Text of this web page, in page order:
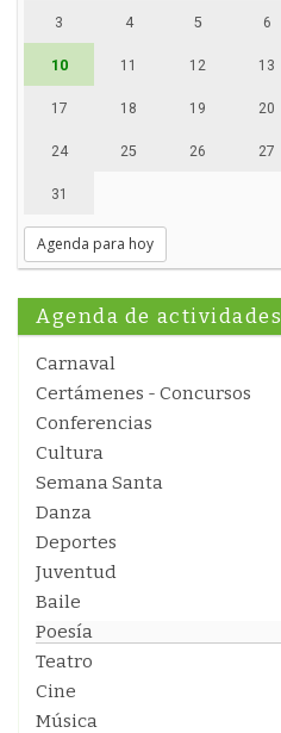
3 4 5 6
10 11 12 13
17 18 19 20
24 25 26 27
31
Agenda para hoy
Agenda de actividades
Carnaval
Certámenes - Concursos
Conferencias
Cultura
Semana Santa
Danza
Deportes
Juventud
Baile
Poesía
Teatro
Cine
Música